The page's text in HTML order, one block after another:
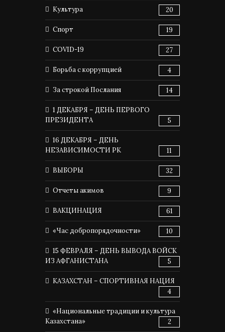
Культура 20
Спорт 19
COVID-19 27
Борьба с коррупцией 4
За строкой Послания 14
1 ДЕКАБРЯ – ДЕНЬ ПЕРВОГО
ПРЕЗИДЕНТА
5
16 ДЕКАБРЯ – ДЕНЬ
НЕЗАВИСИМОСТИ РК
11
ВЫБОРЫ 32
Отчеты акимов 9
ВАКЦИНАЦИЯ 61
«Час добропорядочности» 10
15 ФЕВРАЛЯ – ДЕНЬ ВЫВОДА ВОЙСК
ИЗ АФГАНИСТАНА
5
КАЗАХСТАН – СПОРТИВНАЯ НАЦИЯ
4
«Национальные традиции и культура
Казахстана»
2